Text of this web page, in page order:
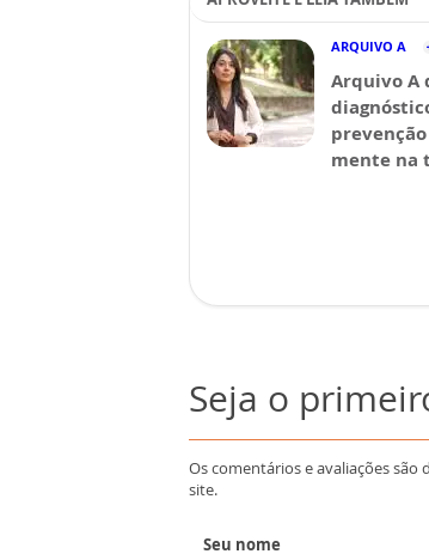
ARQUIVO A
Arquivo A
mente na
Seja o
Os comentários e avaliações
site.
Seu nome